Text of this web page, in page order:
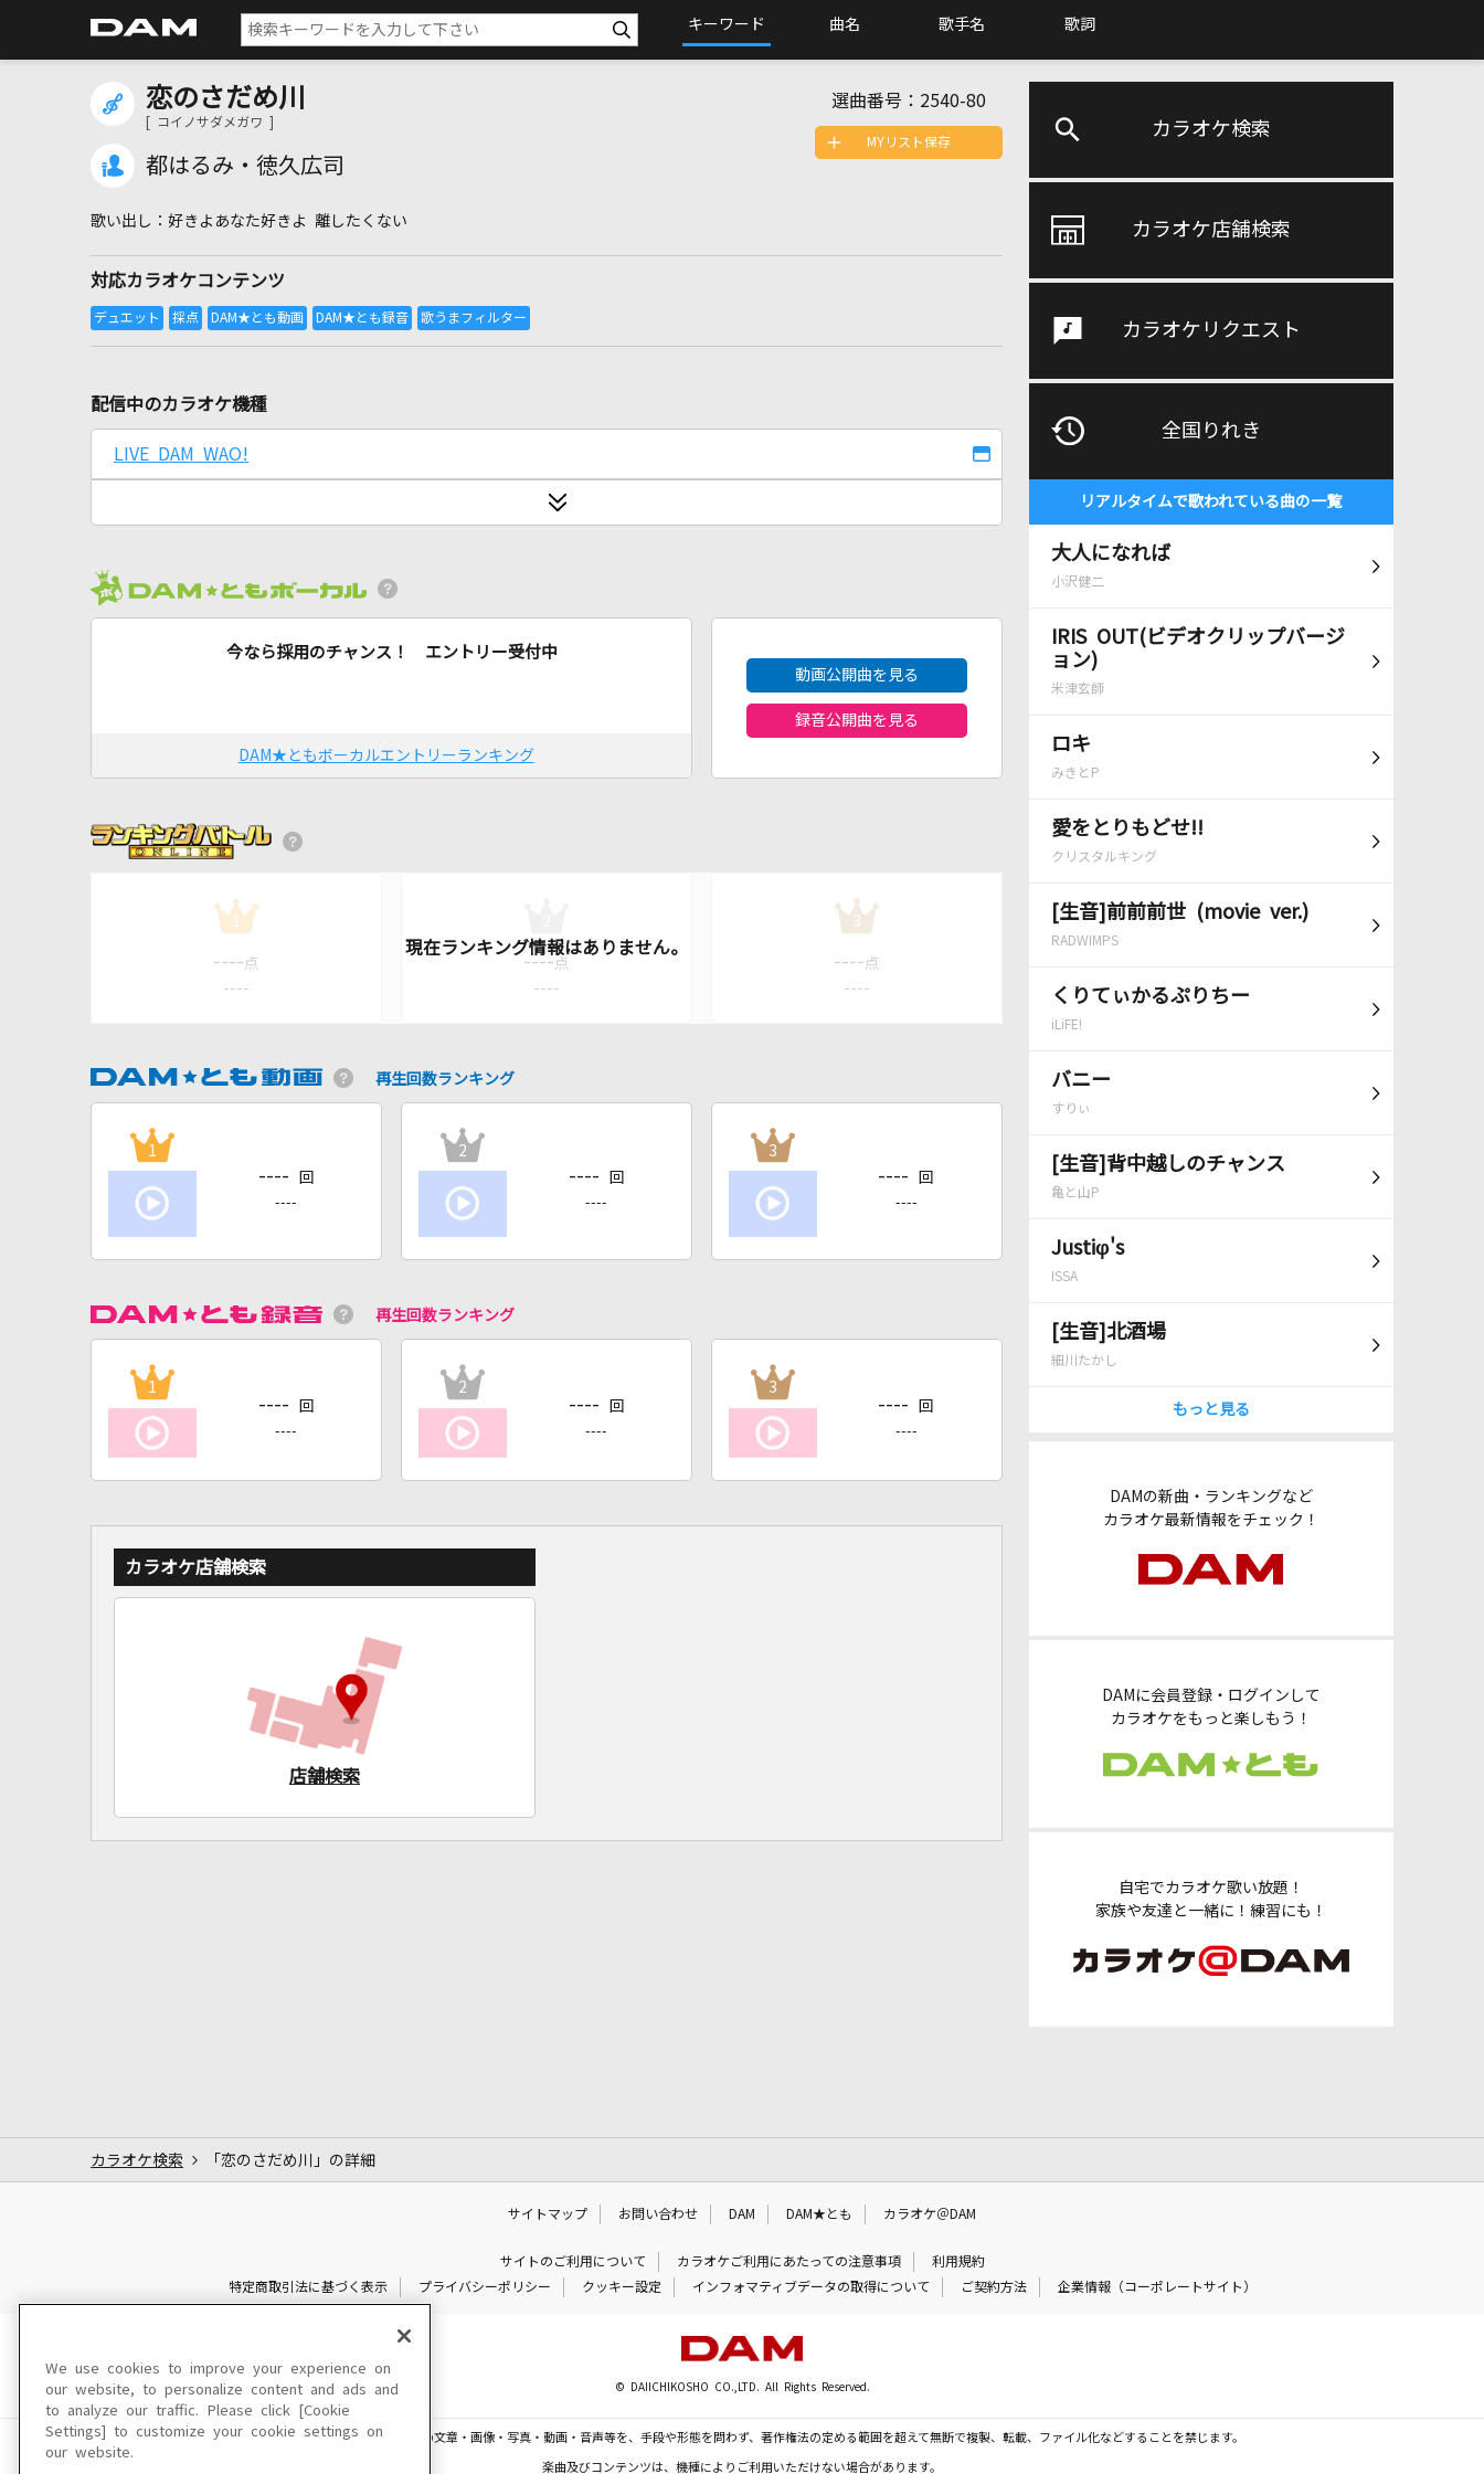
キーワード 曲名 歌手名 歌詞
カラオケ検索
カラオケ店舗検索
カラオケリクエスト
全国りれき
リアルタイムで歌われている曲の一覧
大人になれば
小沢健二
IRIS OUT(ビデオクリップバージ
ョン)
米津玄師
ロキ
みきとP
愛をとりもどせ!!
クリスタルキング
[生音]前前前世 (movie ver.)
RADWIMPS
くりてぃかるぷりちー
iLiFE!
バニー
すりぃ
[生音]背中越しのチャンス
亀と山P
Justiφ's
ISSA
[生音]北酒場
細川たかし
もっと見る
DAMの新曲・ランキングなど
カラオケ最新情報をチェック！
DAMに会員登録・ログインして
カラオケをもっと楽しもう！
自宅でカラオケ歌い放題！
家族や友達と一緒に！練習にも！
恋のさだめ川
[ コイノサダメガワ ]
都はるみ・徳久広司
選曲番号： 2540-80
好きよあなた好きよ 離したくない
対応カラオケコンテンツ
MYリスト保存
配信中のカラオケ機種
LIVE DAM WAO!
今なら採用のチャンス！ エントリー受付中
DAM★ともボーカルエントリーランキング
動画公開曲を見る
録音公開曲を見る
1
---- 点
----
---- 点
----
3
---- 点
----
再生回数ランキング
1
---- 回
----
2
---- 回
----
3
---- 回
----
再生回数ランキング
1
---- 回
----
2
---- 回
----
3
---- 回
----
カラオケ店舗検索
店舗検索
カラオケ検索 「恋のさだめ川」の詳細
サイトマップ お問い合わせ DAM DAM★とも カラオケ＠DAM
サイトのご利用について カラオケご利用にあたっての注意事項
利用規約
特定商取引法に基づく表示
プライバシーポリシー クッキー設定 インフォマティブデータの取得について ご契約方法 企業情報（コーポレートサイト）
© DAIICHIKOSHO CO.,LTD. All Rights Reserved.
このサイトに掲載されている一切の文章・画像・写真・動画・音声等を、手段や形態を問わず、著作権法の定める範囲を超えて無断で複製、転載、ファイル化などすることを禁じます。
楽曲及びコンテンツは、機種によりご利用いただけない場合があります。
We use cookies to improve your experience on
our website, to personalize content and ads and
to analyze our traffic. Please click [Cookie
Settings] to customize your cookie settings on
our website.